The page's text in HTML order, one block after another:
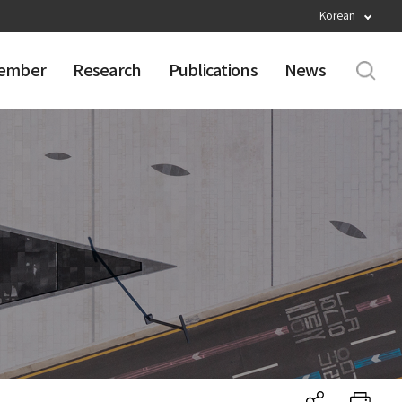
Korean
Research Publications News